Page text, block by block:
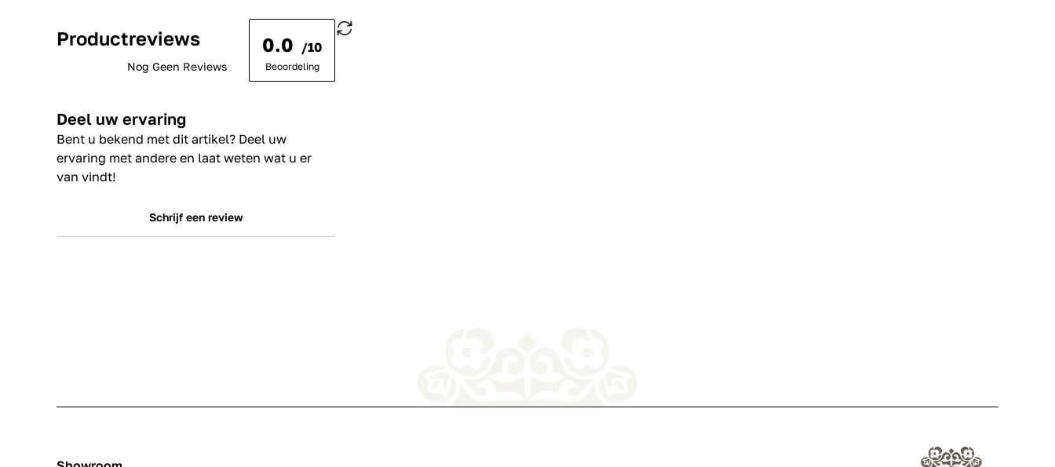
Productreviews
Nog Geen Reviews
0.0 /10
Beoordeling
Deel uw ervaring
Bent u bekend met dit artikel? Deel uw
ervaring met andere en laat weten wat u er
van vindt!
Schrijf een review